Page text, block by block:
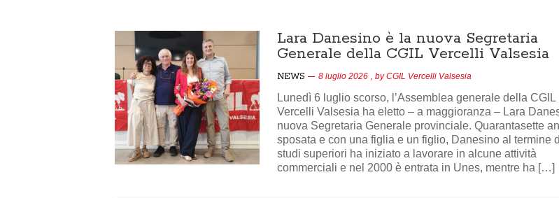
Lara Danesino è la nuova Segretaria
Generale della CGIL Vercelli Valsesia
NEWS 8 luglio 2026 , byCGIL Vercelli Valsesia
Lunedì 6 luglio scorso, l’Assemblea generale della CGIL
Vercelli Valsesia ha eletto – a maggioranza – Lara
nuova Segretaria Generale provinciale. Quarantasette
sposata e con una figlia e un figlio, Danesino al termine
studi superiori ha iniziato a lavorare in alcune attività
commerciali e nel 2000 è entrata in Unes, mentre ha […]